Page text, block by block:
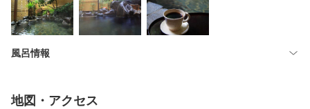
風呂情報
地図・アクセス